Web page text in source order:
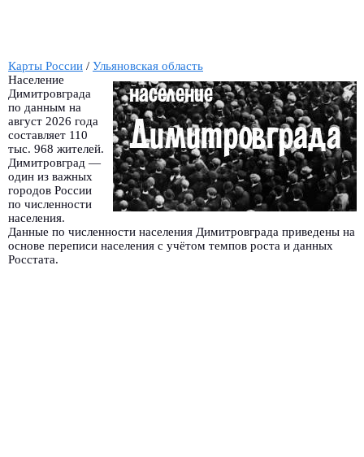
Карты России / Ульяновская область
Население
Димитровграда
по данным на
август 2026 года
составляет 110
тыс. 968 жителей.
Димитровград —
один из важных
городов России
по численности
населения.
Данные по численности населения Димитровграда приведены на
основе переписи населения с учётом темпов роста и данных
Росстата.